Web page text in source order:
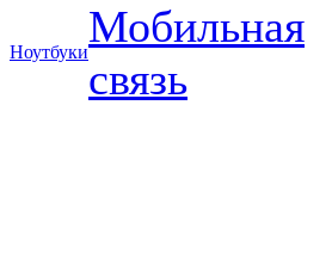
Ноутбуки
Мобильная
связь